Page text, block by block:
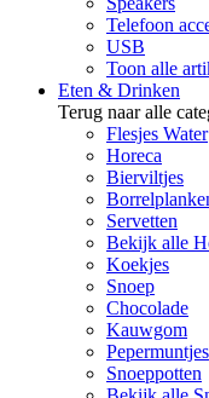
Telefoon
USB
Toon alle
Eten & Drinken
Terug naar alle
Flesjes Water
Horeca
Bierviltjes
Servetten
Bekijk alle
Koekjes
Snoep
Chocolade
Kauwgom
Pepermuntjes
Snoeppotten